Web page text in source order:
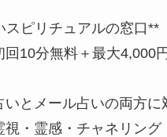
スピリチュアルの窓口**
回10分無料＋最大4,000
いとメール占いの両方に
視・霊感・チャネリング